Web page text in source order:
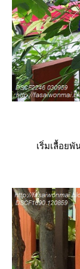
เริ่มเลื้อยพั